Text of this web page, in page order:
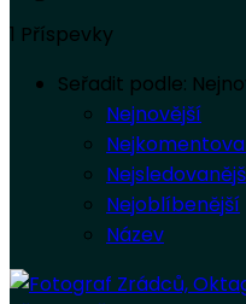
1 Příspevky
Seřadit podle:
Nejnovější
Nejoblíbenější
Název